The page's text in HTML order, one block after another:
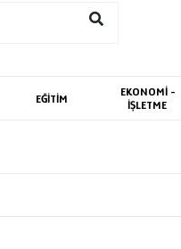
EĞİTİM
EKONOMİ -
İŞLETME